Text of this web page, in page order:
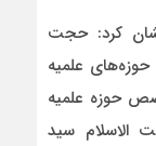
کرد: حجت
حوزه‌های علمیه
حوزه علمیه
الاسلام سید